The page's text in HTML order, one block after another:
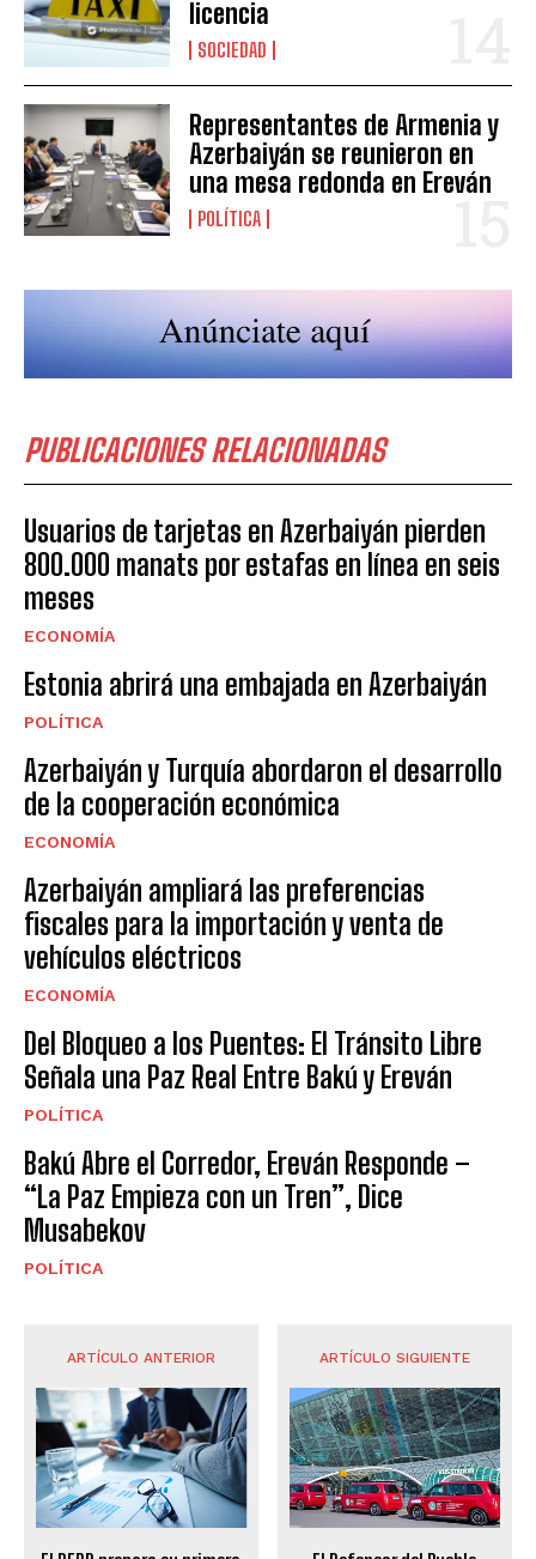
licencia
SOCIEDAD
Representantes de Armenia y
Azerbaiyán se reunieron en
una mesa redonda en Ereván
POLÍTICA
PUBLICACIONES RELACIONADAS
Usuarios de tarjetas en Azerbaiyán pierden
800.000 manats por estafas en línea en seis
meses
ECONOMÍA
Estonia abrirá una embajada en Azerbaiyán
POLÍTICA
Azerbaiyán y Turquía abordaron el desarrollo
de la cooperación económica
ECONOMÍA
Azerbaiyán ampliará las preferencias
fiscales para la importación y venta de
vehículos eléctricos
ECONOMÍA
Del Bloqueo a los Puentes: El Tránsito Libre
Señala una Paz Real Entre Bakú y Ereván
POLÍTICA
Bakú Abre el Corredor, Ereván Responde –
“La Paz Empieza con un Tren”, Dice
Musabekov
POLÍTICA
ARTÍCULO ANTERIOR ARTÍCULO SIGUIENTE